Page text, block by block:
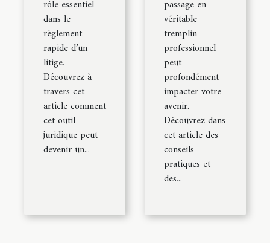
rôle essentiel
dans le
règlement
rapide d’un
litige.
Découvrez à
travers cet
article comment
cet outil
juridique peut
devenir un...
passage en
véritable
tremplin
professionnel
peut
profondément
impacter votre
avenir.
Découvrez dans
cet article des
conseils
pratiques et
des...